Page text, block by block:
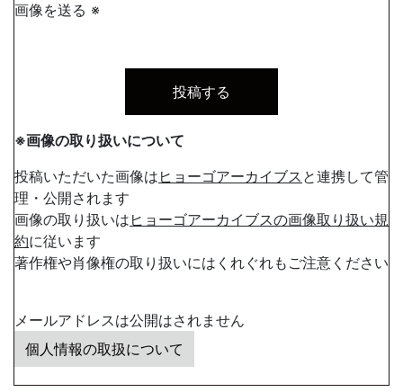
画像を送る ※
※画像の取り扱いについて
投稿いただいた画像は ヒョーゴアーカイブス と連携して管
理・公開されます
画像の取り扱いは ヒョーゴアーカイブスの画像取り扱い規
約に従います
著作権や肖像権の取り扱いにはくれぐれもご注意ください
メールアドレスは公開はされません
個人情報の取扱について